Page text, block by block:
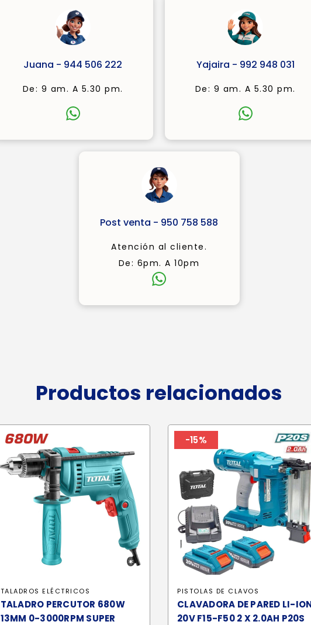
Juana - 944 506 222
De: 9 am. A 5.30 pm.
Yajaira - 992 948 031
De: 9 am. A 5.30 pm.
Post venta - 950 758 588
Atención al cliente.
De: 6pm. A 10pm
Productos relacionados
TALADROS ELÉCTRICOS
TALADRO PERCUTOR 680W
13MM 0-3000RPM SUPER
-15%
PISTOLAS DE CLAVOS
CLAVADORA DE PARED LI-
20V F15-F50 2 X 2.0AH P20S